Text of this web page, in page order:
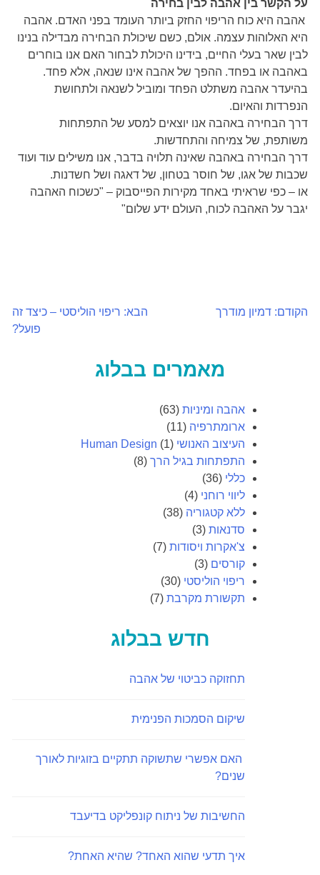
על הקשר בין אהבה לבין בחירה
אהבה היא כוח הריפוי החזק ביותר העומד בפני האדם. אהבה
היא האלוהות עצמה. אולם, כשם שיכולת הבחירה מבדילה בנינו
לבין שאר בעלי החיים, בידינו היכולת לבחור האם אנו בוחרים
באהבה או בפחד. ההפך של אהבה אינו שנאה, אלא פחד.
בהיעדר אהבה משתלט הפחד ומוביל לשנאה ולתחושת
הנפרדות והאיום.
דרך הבחירה באהבה אנו יוצאים למסע של התפתחות
משותפת, של צמיחה והתחדשות.
דרך הבחירה באהבה שאינה תלויה בדבר, אנו משילים עוד ועוד
שכבות של אגו, של חוסר בטחון, של דאגה ושל חשדנות.
או – כפי שראיתי באחד מקירות הפייסבוק – "כשכוח האהבה
יגבר על האהבה לכוח, העולם ידע שלום"
ניווט
הקודם: דמיון מודרך הבא: ריפוי הוליסטי – כיצד זה
פועל?
מאמרים בבלוג
אהבה ומיניות(63)
ארומתרפיה (11)
העיצוב האנושי Human Design (1)
התפתחות בגיל הרך(8)
כללי (36)
ליווי רוחני (4)
ללא קטגוריה (38)
סדנאות(3)
צ'אקרות ויסודות(7)
קורסים (3)
ריפוי הוליסטי (30)
תקשורת מקרבת(7)
חדש בבלוג
תחזוקה כביטוי של אהבה
שיקום הסמכות הפנימית
האם אפשרי שתשוקה תתקיים בזוגיות לאורך
שנים?
החשיבות של ניתוח קונפליקט בדיעבד
איך תדעי שהוא האחד? שהיא האחת?